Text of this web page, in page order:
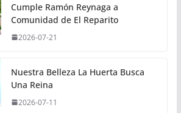
Cumple Ramón Reynaga a
Comunidad de El Reparito
2026-07-21
Nuestra Belleza La Huerta Busca
Una Reina
2026-07-11